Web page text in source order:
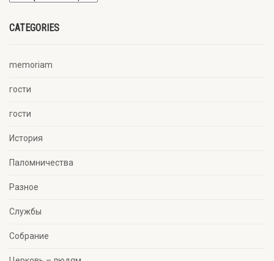
CATEGORIES
memoriam
гости
гости
История
Паломничества
Разное
Службы
Собрание